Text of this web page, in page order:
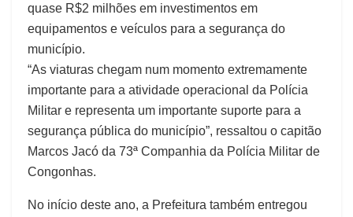
quase R$2 milhões em investimentos em
equipamentos e veículos para a segurança do
município.
“As viaturas chegam num momento extremamente
importante para a atividade operacional da Polícia
Militar e representa um importante suporte para a
segurança pública do município”, ressaltou o capitão
Marcos Jacó da 73ª Companhia da Polícia Militar de
Congonhas.
No início deste ano, a Prefeitura também entregou